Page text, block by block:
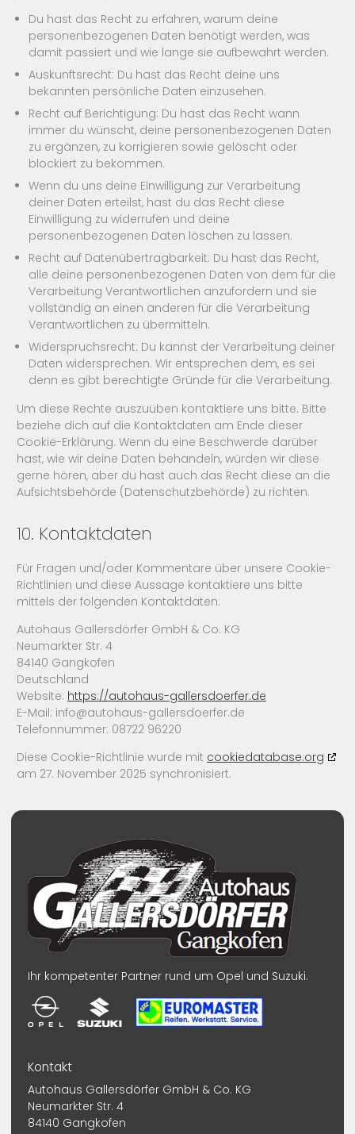
Du hast das Recht zu erfahren, warum deine
personenbezogenen Daten benötigt werden, was
damit passiert und wie lange sie aufbewahrt werden.
Auskunftsrecht: Du hast das Recht deine uns
bekannten persönliche Daten einzusehen.
Recht auf Berichtigung: Du hast das Recht wann
immer du wünscht, deine personenbezogenen Daten
zu ergänzen, zu korrigieren sowie gelöscht oder
blockiert zu bekommen.
Wenn du uns deine Einwilligung zur Verarbeitung
deiner Daten erteilst, hast du das Recht diese
Einwilligung zu widerrufen und deine
personenbezogenen Daten löschen zu lassen.
Recht auf Datenübertragbarkeit: Du hast das Recht,
alle deine personenbezogenen Daten von dem für die
Verarbeitung Verantwortlichen anzufordern und sie
vollständig an einen anderen für die Verarbeitung
Verantwortlichen zu übermitteln.
Widerspruchsrecht: Du kannst der Verarbeitung deiner
Daten widersprechen. Wir entsprechen dem, es sei
denn es gibt berechtigte Gründe für die Verarbeitung.
Um diese Rechte auszuüben kontaktiere uns bitte. Bitte
beziehe dich auf die Kontaktdaten am Ende dieser
Cookie-Erklärung. Wenn du eine Beschwerde darüber
hast, wie wir deine Daten behandeln, würden wir diese
gerne hören, aber du hast auch das Recht diese an die
Aufsichtsbehörde (Datenschutzbehörde) zu richten.
10. Kontaktdaten
Für Fragen und/oder Kommentare über unsere Cookie-
Richtlinien und diese Aussage kontaktiere uns bitte
mittels der folgenden Kontaktdaten:
Autohaus Gallersdörfer GmbH & Co. KG
Neumarkter Str. 4
84140 Gangkofen
Deutschland
Website: https://autohaus-gallersdoerfer.de
E-Mail: info@autohaus-gallersdoerfer.de
Telefonnummer: 08722 96220
Diese Cookie-Richtlinie wurde mit cookiedatabase.org
am 27. November 2025 synchronisiert.
Ihr kompetenter Partner rund um Opel und Suzuki.
Kontakt
Autohaus Gallersdörfer GmbH & Co. KG
Neumarkter Str. 4
84140 Gangkofen